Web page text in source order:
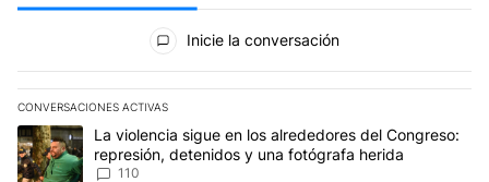
Todos los comentarios
Inicie la conversación
CONVERSACIONES ACTIVAS
Este listado muestra los artículos con más comentarios en los
Un artículo de tendencia con el título "La violencia sigue en los
La violencia sigue en los alrededores del Congreso:
represión, detenidos y una fotógrafa herida
110